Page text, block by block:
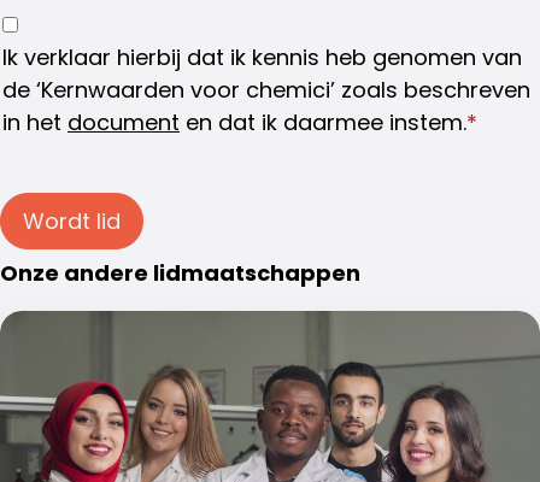
Ik verklaar hierbij dat ik kennis heb genomen van
de ‘Kernwaarden voor chemici’ zoals beschreven
in het document en dat ik daarmee instem.*
Wordt lid
Onze andere lidmaatschappen